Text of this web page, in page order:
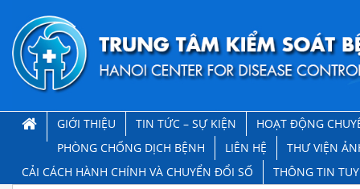
GIỚI THIỆU TIN TỨC – SỰ KIỆN
HOẠT ĐỘNG
PHÒNG CHỐNG DỊCH BỆNH
LIÊN HỆ
THƯ VIỆN
CẢI CÁCH HÀNH CHÍNH VÀ CHUYỂN ĐỔI SỐ
THÔNG TIN